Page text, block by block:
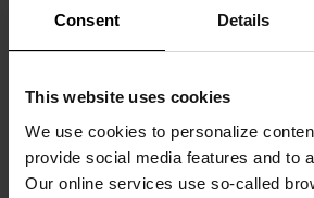
Consent Details
This website uses cookies
We use cookies to personalize
provide social media features and to
Our online services use so-called